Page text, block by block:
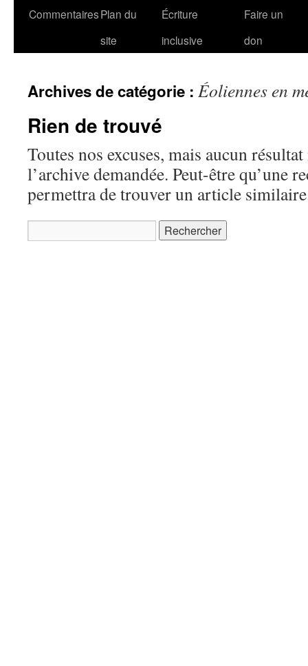
contenu
CommentairesPlan du
site
Écriture
inclusive
Faire un
don
Archives de catégorie : Éoliennes en
Rien de trouvé
Toutes nos excuses, mais aucun
l’archive demandée. Peut-être qu’une
permettra de trouver un article